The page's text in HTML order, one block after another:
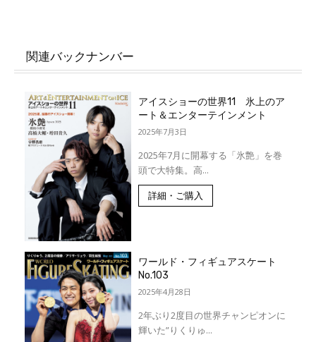
関連バックナンバー
アイスショーの世界11 氷上のア
ート＆エンターテインメント
2025年7月3日
2025年7月に開幕する「氷艶」を巻
頭で大特集。高...
詳細・ご購入
ワールド・フィギュアスケート
No.103
2025年4月28日
2年ぶり2度目の世界チャンピオンに
輝いた”りくりゅ...